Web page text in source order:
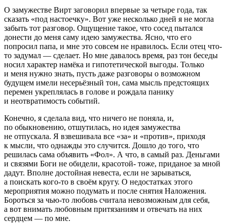
О замужестве Вирт заговорил впервые за четыре года, так
сказать «под настоечку». Вот уже несколько дней я не могла
забыть тот разговор. Ощущение такое, что сосед пытался
донести до меня саму идею замужества. Ясно, что его
попросил папа, и мне это совсем не нравилось. Если отец что-
то задумал — сделает. Но мне давалось время, раз тон беседы
носил характер намёка и гипотетической выгоды. Только
и меня нужно знать, пусть даже разговоры о возможном
будущем имели несерьёзный тон, сама мысль предстоящих
перемен укреплялась в голове и рождала панику
и неотвратимость событий.
Конечно, я сделала вид, что ничего не поняла, и,
по обыкновению, отшутилась, но идея замужества
не отпускала. Я взвешивала все «за» и «против», приходя
к мысли, что однажды это случится. Дошло до того, что
решилась сама объявить «Фол». А что, в самый раз. Деньгами
и связями Боги не обидели, красотой- тоже, приданое за мной
дадут. Вполне достойная невеста, если не зарываться,
а поискать кого-то в своём кругу. О недостатках этого
мероприятия можно подумать и после снятия Наложения.
Бороться за чью-то любовь считала невозможным для себя,
а вот внимать любовным притязаниям и отвечать на них
сердцем — по мне.